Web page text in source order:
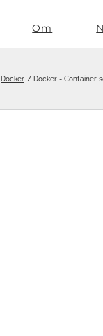
Om
Docker Docker - Container